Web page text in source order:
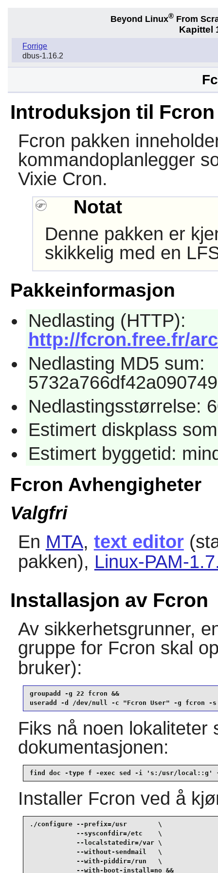
Beyond Linux®From
Kapittel
Forrige
dbus-1.16.2
Introduksjon til Fcron
Fcron pakken
kommandoplanlegger
Vixie Cron.
Notat
Denne pakken er
skikkelig med en
Pakkeinformasjon
Nedlasting (HTTP):
http://fcron.free.fr/
Nedlasting MD5 sum:
Nedlastingsstørrelse:
Estimert diskplass
Estimert byggetid:
Fcron Avhengigheter
Valgfri
En MTA, text editor
pakken), Linux-PAM-
Installasjon av Fcron
Av sikkerhetsgrunner,
gruppe for Fcron skal
bruker):
groupadd -g 22 fcron &&
useradd -d /dev/null -c "Fcron User" -g fcron
Fiks nå noen lokaliteter
dokumentasjonen:
find doc -type f -exec sed -i 's:/usr/
Installer Fcron ved å
./configure --prefix=/usr        \
            --sysconfdir=/etc    \
            --localstatedir=/var \
            --without-sendmail   \
            --with-piddir=/run   \
            --with-boot-install=no &&